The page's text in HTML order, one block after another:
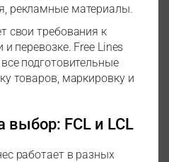
рекламные материалы.
свои требования к
перевозке. Free Lines
подготовительные
товаров, маркировку и
FCL и LCL
работает в разных